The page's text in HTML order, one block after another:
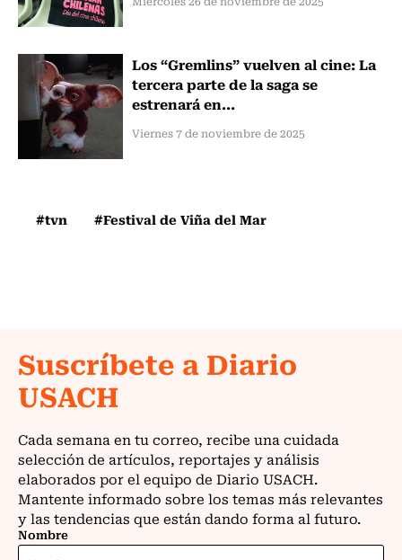
Los “Gremlins” vuelven al cine: La
tercera parte de la saga se
estrenará en...
Viernes 7 de noviembre de 2025
#tvn #Festival de Viña del Mar